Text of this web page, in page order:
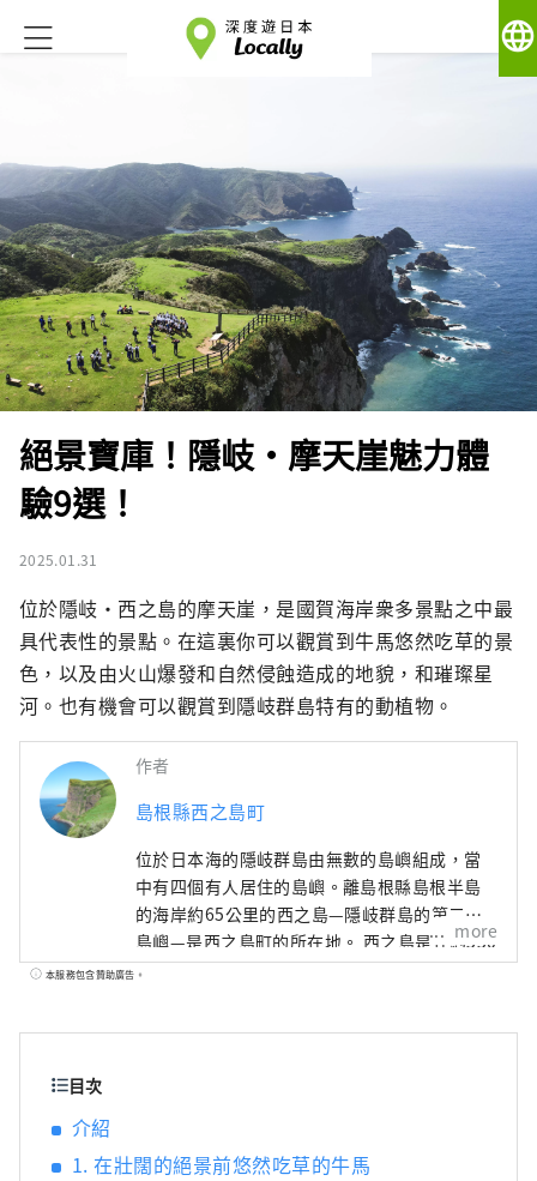
language
絕景寶庫！隱岐・摩天崖魅力體
驗9選！
2025.01.31
位於隱岐・西之島的摩天崖，是國賀海岸衆多景點之中最
具代表性的景點。在這裏你可以觀賞到牛馬悠然吃草的景
色，以及由火山爆發和自然侵蝕造成的地貌，和璀璨星
河。也有機會可以觀賞到隱岐群島特有的動植物。
作者
島根縣西之島町
位於日本海的隱岐群島由無數的島嶼組成，當
中有四個有人居住的島嶼。離島根縣島根半島
的海岸約65公里的西之島—隱岐群島的第二大
島嶼—是西之島町的所在地。 西之島是在約550
萬年前的火山活動中形成。這裡不只是隱岐群
more
本服務包含贊助廣告。
目次
介紹
1. 在壯闊的絕景前悠然吃草的牛馬